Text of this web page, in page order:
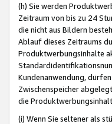
(h) Sie werden
Zeitraum von bis zu 24
die nicht aus Bildern
Ablauf dieses Zeitraums
Produktwerbungsinhalte
Kundenanwendung,
Zwischenspeicher
die
(i) Wenn Sie seltener als